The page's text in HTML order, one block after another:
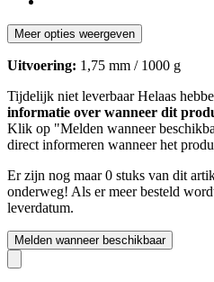
Meer opties weergeven
Uitvoering: 1,75 mm / 1000 g
Tijdelijk niet leverbaarHelaas
informatie over wanneer dit
Klik op "Melden wanneer
direct informeren wanneer het
Er zijn nog maar 0 stuks van dit
onderweg! Als er meer besteld
leverdatum.
Melden wanneer beschikbaar